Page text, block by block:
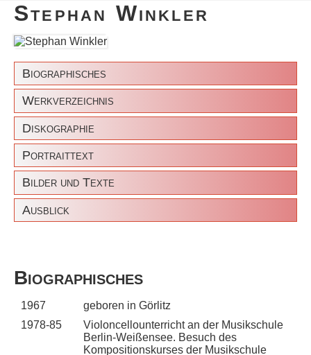
Komponisten
Stephan Winkler
Biographisches
Werkverzeichnis
Diskographie
Portraittext
Bilder und Texte
Ausblick
Biographisches
1967
geboren in Görlitz
1978-85
Violoncellounterricht an der Musikschule
Berlin-Weißensee. Besuch des
Kompositionskurses der Musikschule